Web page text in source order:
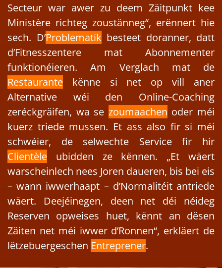
Secteur war awer zu deem Zäitpunkt kee
Ministère richteg zoustänneg“, erënnert hie
sech. D’Problematik besteet doranner, datt
d’Fitnesszentere mat Abonnementer
funktionéieren. Am Verglach mat de
Restaurante kënne si net op vill aner
Alternative wéi den Online-Coaching
zeréckgräifen, wa se zoumaachen oder méi
kuerz triede mussen. Et ass also fir si méi
schwéier, de selwechte Service fir hir
Clientèle ubidden ze kënnen. „Et wäert
warscheinlech nees Joren daueren, bis bei eis
– wann iwwerhaapt – d’Normalitéit antriede
wäert. Deejéinegen, deen net déi néideg
Reserven opweises huet, kënnt an dësen
Zäiten net méi iwwer d’Ronnen“, erkläert de
lëtzebuergeschen Entreprener.